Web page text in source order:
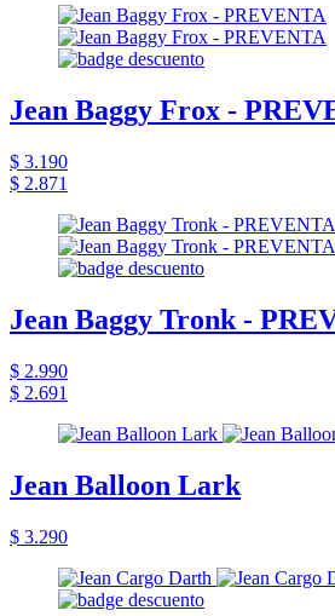
Jean Baggy Frox -
$ 3.190
$ 2.871
Jean Baggy Tronk -
$ 2.990
$ 2.691
Jean Balloon Lark
$ 3.290